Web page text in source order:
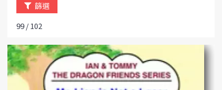
篩選
99 / 102